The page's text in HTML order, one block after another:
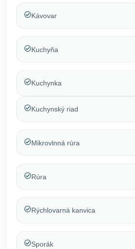
Kávovar
Kuchyňa
Kuchynka
Kuchynský riad
Mikrovlnná rúra
Rúra
Rýchlovarná kanvica
Sporák